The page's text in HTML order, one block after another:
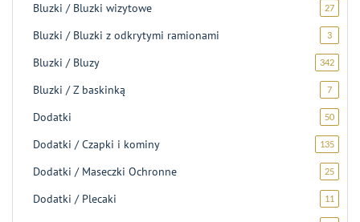
Bluzki / Bluzki wizytowe 2727
Bluzki / Bluzki z odkrytymi ramionami 33
Bluzki / Bluzy 342342
Bluzki / Z baskinką 77
Dodatki 5050
Dodatki / Czapki i kominy 135135
Dodatki / Maseczki Ochronne 2525
Dodatki / Plecaki 11